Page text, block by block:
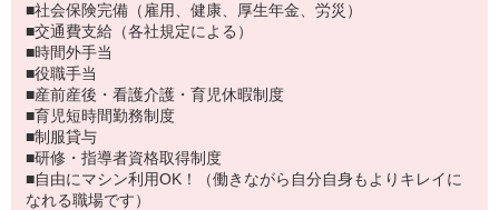
■社会保険完備（雇用、健康、厚生年金、労災）
■交通費支給（各社規定による）
■時間外手当
■役職手当
■産前産後・看護介護・育児休暇制度
■育児短時間勤務制度
■制服貸与
■研修・指導者資格取得制度
■自由にマシン利用OK！（働きながら自分自身もよりキレイに
なれる職場です）